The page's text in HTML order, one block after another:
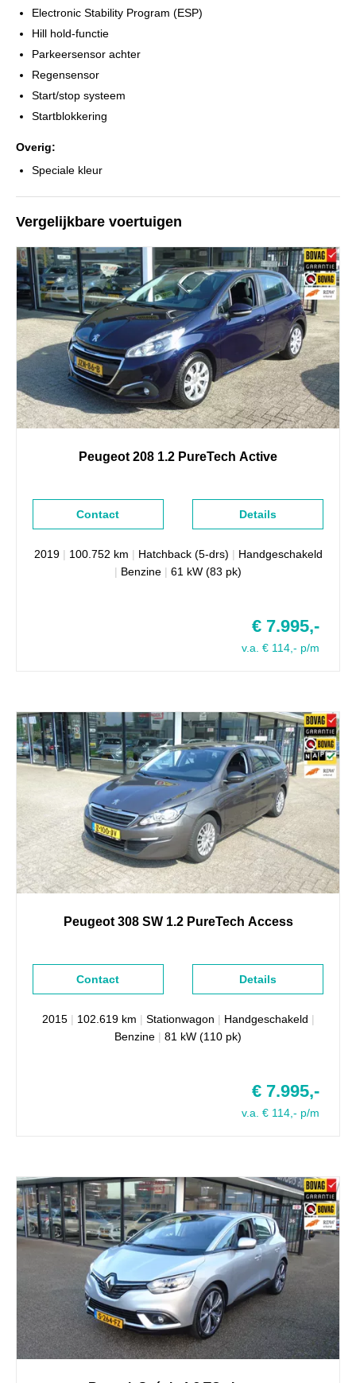
Electronic Stability Program (ESP)
Hill hold-functie
Parkeersensor achter
Regensensor
Start/stop systeem
Startblokkering
Overig:
Speciale kleur
Vergelijkbare voertuigen
Peugeot 208 1.2 PureTech Active
Details
Contact
2019| 100.752 km | Hatchback (5-drs) | Handgeschakeld
| Benzine | 61 kW (83 pk)
€ 7.995,-
v.a. € 114,- p/m
Peugeot 308 SW 1.2 PureTech Access
Details
Contact
2015| 102.619 km | Stationwagon | Handgeschakeld |
Benzine | 81 kW (110 pk)
€ 7.995,-
v.a. € 114,- p/m